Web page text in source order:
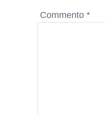
Commento *